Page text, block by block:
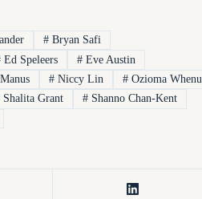
#Bryan Safi
Ed Speleers #Eve Austin
#Niccy Lin #Ozioma Whenu
Shalita Grant #Shanno Chan-Kent